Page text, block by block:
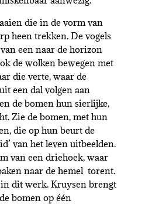
die in de vorm van
heen trekken. De vogels
een naar de horizon
de wolken bewegen met
die verte, waar de
een dal volgen aan
de bomen hun sierlijke,
Zie de bomen, met hun
die op hun beurt de
van het leven uitbeelden.
van een driehoek, waar
naar de hemel torent.
dit werk. Kruysen brengt
bomen op één